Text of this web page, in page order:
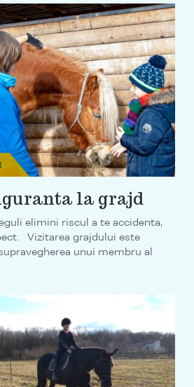
la grajd
elimini riscul a te accidenta,
Vizitarea grajdului este
unui membru al